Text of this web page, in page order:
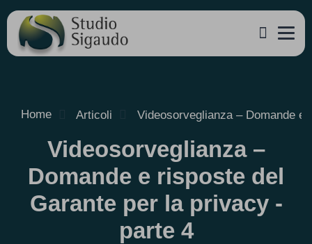
Home Articoli Videosorveglianza – Domande
Videosorveglianza –
Domande e risposte del
Garante per la privacy -
parte 4